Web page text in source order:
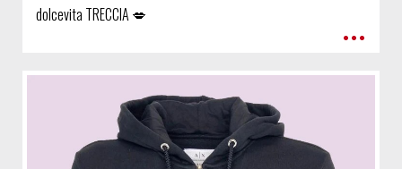
dolcevita TRECCIA 💋
•••